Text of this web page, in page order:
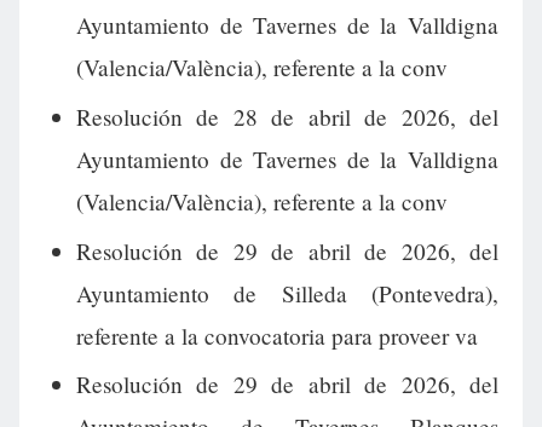
Ayuntamiento de Tavernes de la Valldigna
(Valencia/València), referente a la conv
Resolución de 28 de abril de 2026, del
Ayuntamiento de Tavernes de la Valldigna
(Valencia/València), referente a la conv
Resolución de 29 de abril de 2026, del
Ayuntamiento de Silleda (Pontevedra),
referente a la convocatoria para proveer va
Resolución de 29 de abril de 2026, del